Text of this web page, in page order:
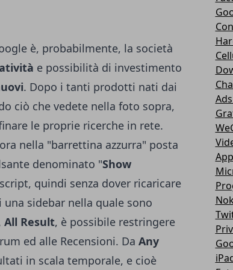
è, probabilmente, la società
e possibilità di investimento
. Dopo i tanti prodotti nati dai
ciò che vedete nella foto sopra,
le proprie ricerche in rete.
nella "barrettina azzurra" posta
denominato "Show
quindi senza dover ricaricare
sidebar nella quale sono
All Result, è possibile restringere
ed alle Recensioni. Da Any
in scala temporale, e cioè